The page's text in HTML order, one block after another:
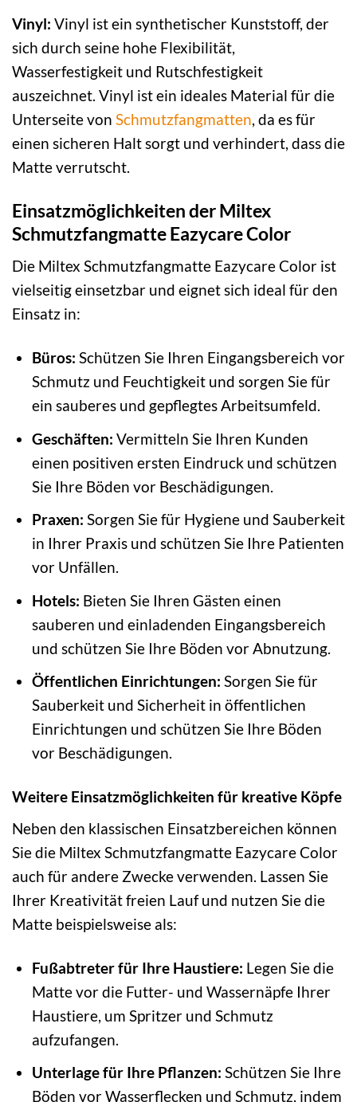
Vinyl: Vinyl ist ein synthetischer Kunststoff, der
sich durch seine hohe Flexibilität,
Wasserfestigkeit und Rutschfestigkeit
auszeichnet. Vinyl ist ein ideales Material für die
Unterseite von Schmutzfangmatten, da es für
einen sicheren Halt sorgt und verhindert, dass die
Matte verrutscht.
Einsatzmöglichkeiten der Miltex
Schmutzfangmatte Eazycare Color
Die Miltex Schmutzfangmatte Eazycare Color ist
vielseitig einsetzbar und eignet sich ideal für den
Einsatz in:
Büros: Schützen Sie Ihren Eingangsbereich vor
Schmutz und Feuchtigkeit und sorgen Sie für
ein sauberes und gepflegtes Arbeitsumfeld.
Geschäften: Vermitteln Sie Ihren Kunden
einen positiven ersten Eindruck und schützen
Sie Ihre Böden vor Beschädigungen.
Praxen: Sorgen Sie für Hygiene und Sauberkeit
in Ihrer Praxis und schützen Sie Ihre Patienten
vor Unfällen.
Hotels: Bieten Sie Ihren Gästen einen
sauberen und einladenden Eingangsbereich
und schützen Sie Ihre Böden vor Abnutzung.
Öffentlichen Einrichtungen: Sorgen Sie für
Sauberkeit und Sicherheit in öffentlichen
Einrichtungen und schützen Sie Ihre Böden
vor Beschädigungen.
Weitere Einsatzmöglichkeiten für kreative Köpfe
Neben den klassischen Einsatzbereichen können
Sie die Miltex Schmutzfangmatte Eazycare Color
auch für andere Zwecke verwenden. Lassen Sie
Ihrer Kreativität freien Lauf und nutzen Sie die
Matte beispielsweise als:
Fußabtreter für Ihre Haustiere: Legen Sie die
Matte vor die Futter- und Wassernäpfe Ihrer
Haustiere, um Spritzer und Schmutz
aufzufangen.
Unterlage für Ihre Pflanzen: Schützen Sie Ihre
Böden vor Wasserflecken und Schmutz, indem